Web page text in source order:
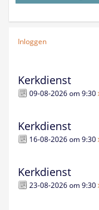
Inloggen
Kerkdienst
09-08-2026 om 9:30
Kerkdienst
16-08-2026 om 9:30
Kerkdienst
23-08-2026 om 9:30